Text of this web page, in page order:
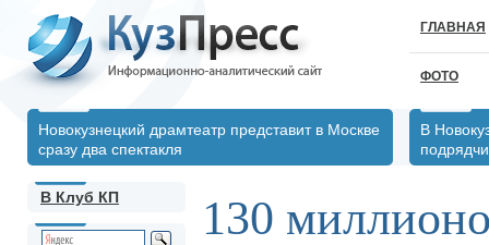
ГЛАВНАЯ
ФОТО
Новокузнецкий драмтеатр представит в Москве
сразу два спектакля
В
В Клуб КП 130